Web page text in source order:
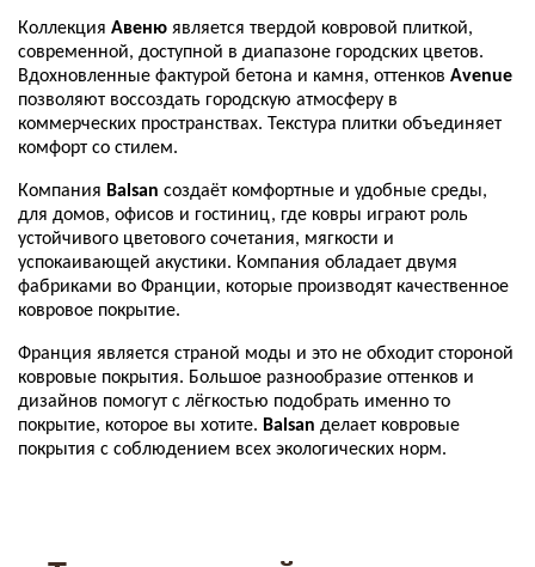
Коллекция Авеню является твердой ковровой плиткой,
современной, доступной в диапазоне городских цветов.
Вдохновленные фактурой бетона и камня, оттенков Avenue
позволяют воссоздать городскую атмосферу в
коммерческих пространствах. Текстура плитки объединяет
комфорт со стилем.
Компания Balsan создаёт комфортные и удобные среды,
для домов, офисов и гостиниц, где ковры играют роль
устойчивого цветового сочетания, мягкости и
успокаивающей акустики. Компания обладает двумя
фабриками во Франции, которые производят качественное
ковровое покрытие.
Франция является страной моды и это не обходит стороной
ковровые покрытия. Большое разнообразие оттенков и
дизайнов помогут с лёгкостью подобрать именно то
покрытие, которое вы хотите. Balsan делает ковровые
покрытия с соблюдением всех экологических норм.